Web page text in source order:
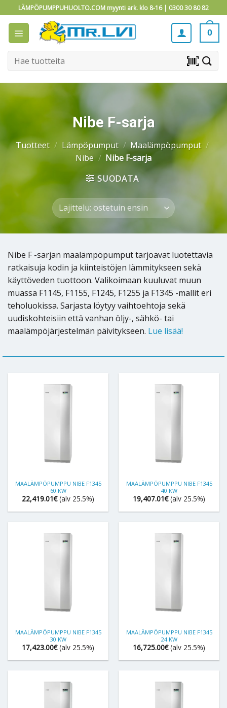
to
content
LÄMPÖPUMPPUHUOLTO.COM myynti ark. klo 8-16 | 0300 30 80 82
0
Etsi: barcode_scanner
Nibe F-sarja
Tuotteet / Lämpöpumput / Maalämpöpumput /
Nibe / Nibe F-sarja
SUODATA
Nibe F -sarjan maalämpöpumput tarjoavat luotettavia
ratkaisuja kodin ja kiinteistöjen lämmitykseen sekä
käyttöveden tuottoon. Valikoimaan kuuluvat muun
muassa F1145, F1155, F1245, F1255 ja F1345 -mallit eri
teholuokissa. Sarjasta löytyy vaihtoehtoja sekä
uudiskohteisiin että vanhan öljy-, sähkö- tai
maalämpöjärjestelmän päivitykseen. Lue lisää!
MAALÄMPÖPUMPPU NIBE F1345
60 KW
22,419.01€ (alv 25.5%)
MAALÄMPÖPUMPPU NIBE F1345
40 KW
19,407.01€ (alv 25.5%)
MAALÄMPÖPUMPPU NIBE F1345
30 KW
17,423.00€ (alv 25.5%)
MAALÄMPÖPUMPPU NIBE F1345
24 KW
16,725.00€ (alv 25.5%)